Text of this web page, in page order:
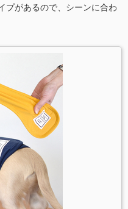
プがあるので、シーンに合わ